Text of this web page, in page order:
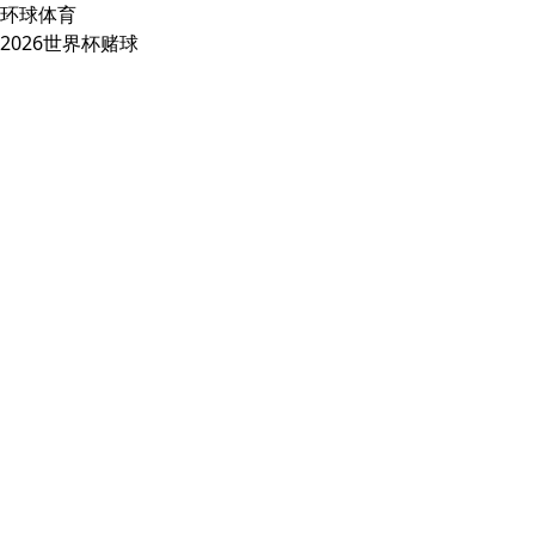
环球体育
2026世界杯赌球